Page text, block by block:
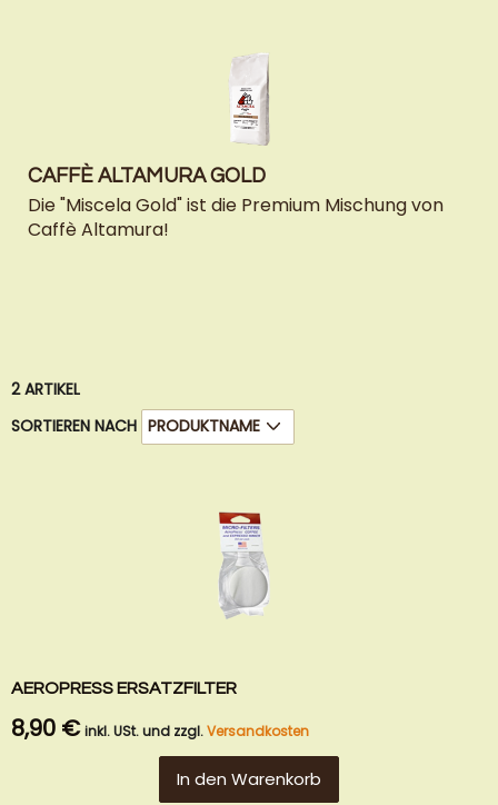
CAFFÈ ALTAMURA GOLD
Die "Miscela Gold" ist die Premium Mischung von
Caffè Altamura!
2ARTIKEL
SORTIEREN NACH
AEROPRESS ERSATZFILTER
8,90 € inkl. USt. und zzgl.Versandkosten
In den Warenkorb